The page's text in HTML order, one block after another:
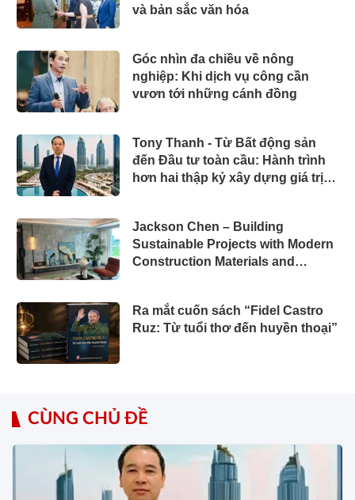
và bản sắc văn hóa
Góc nhìn đa chiều về nông
nghiệp: Khi dịch vụ công cần
vươn tới những cánh đồng
Tony Thanh - Từ Bất động sản
đến Đầu tư toàn cầu: Hành trình
hơn hai thập kỷ xây dựng giá trị
Jackson Chen – Building
Sustainable Projects with Modern
Construction Materials and
Ra mắt cuốn sách “Fidel Castro
Ruz: Từ tuổi thơ đến huyền thoại”
CÙNG CHỦ ĐỀ